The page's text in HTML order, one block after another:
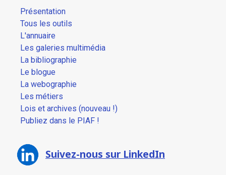
Présentation
Tous les outils
L'annuaire
Les galeries multimédia
La bibliographie
Le blogue
La webographie
Les métiers
Lois et archives (nouveau !)
Publiez dans le PIAF !
Suivez-nous sur LinkedIn